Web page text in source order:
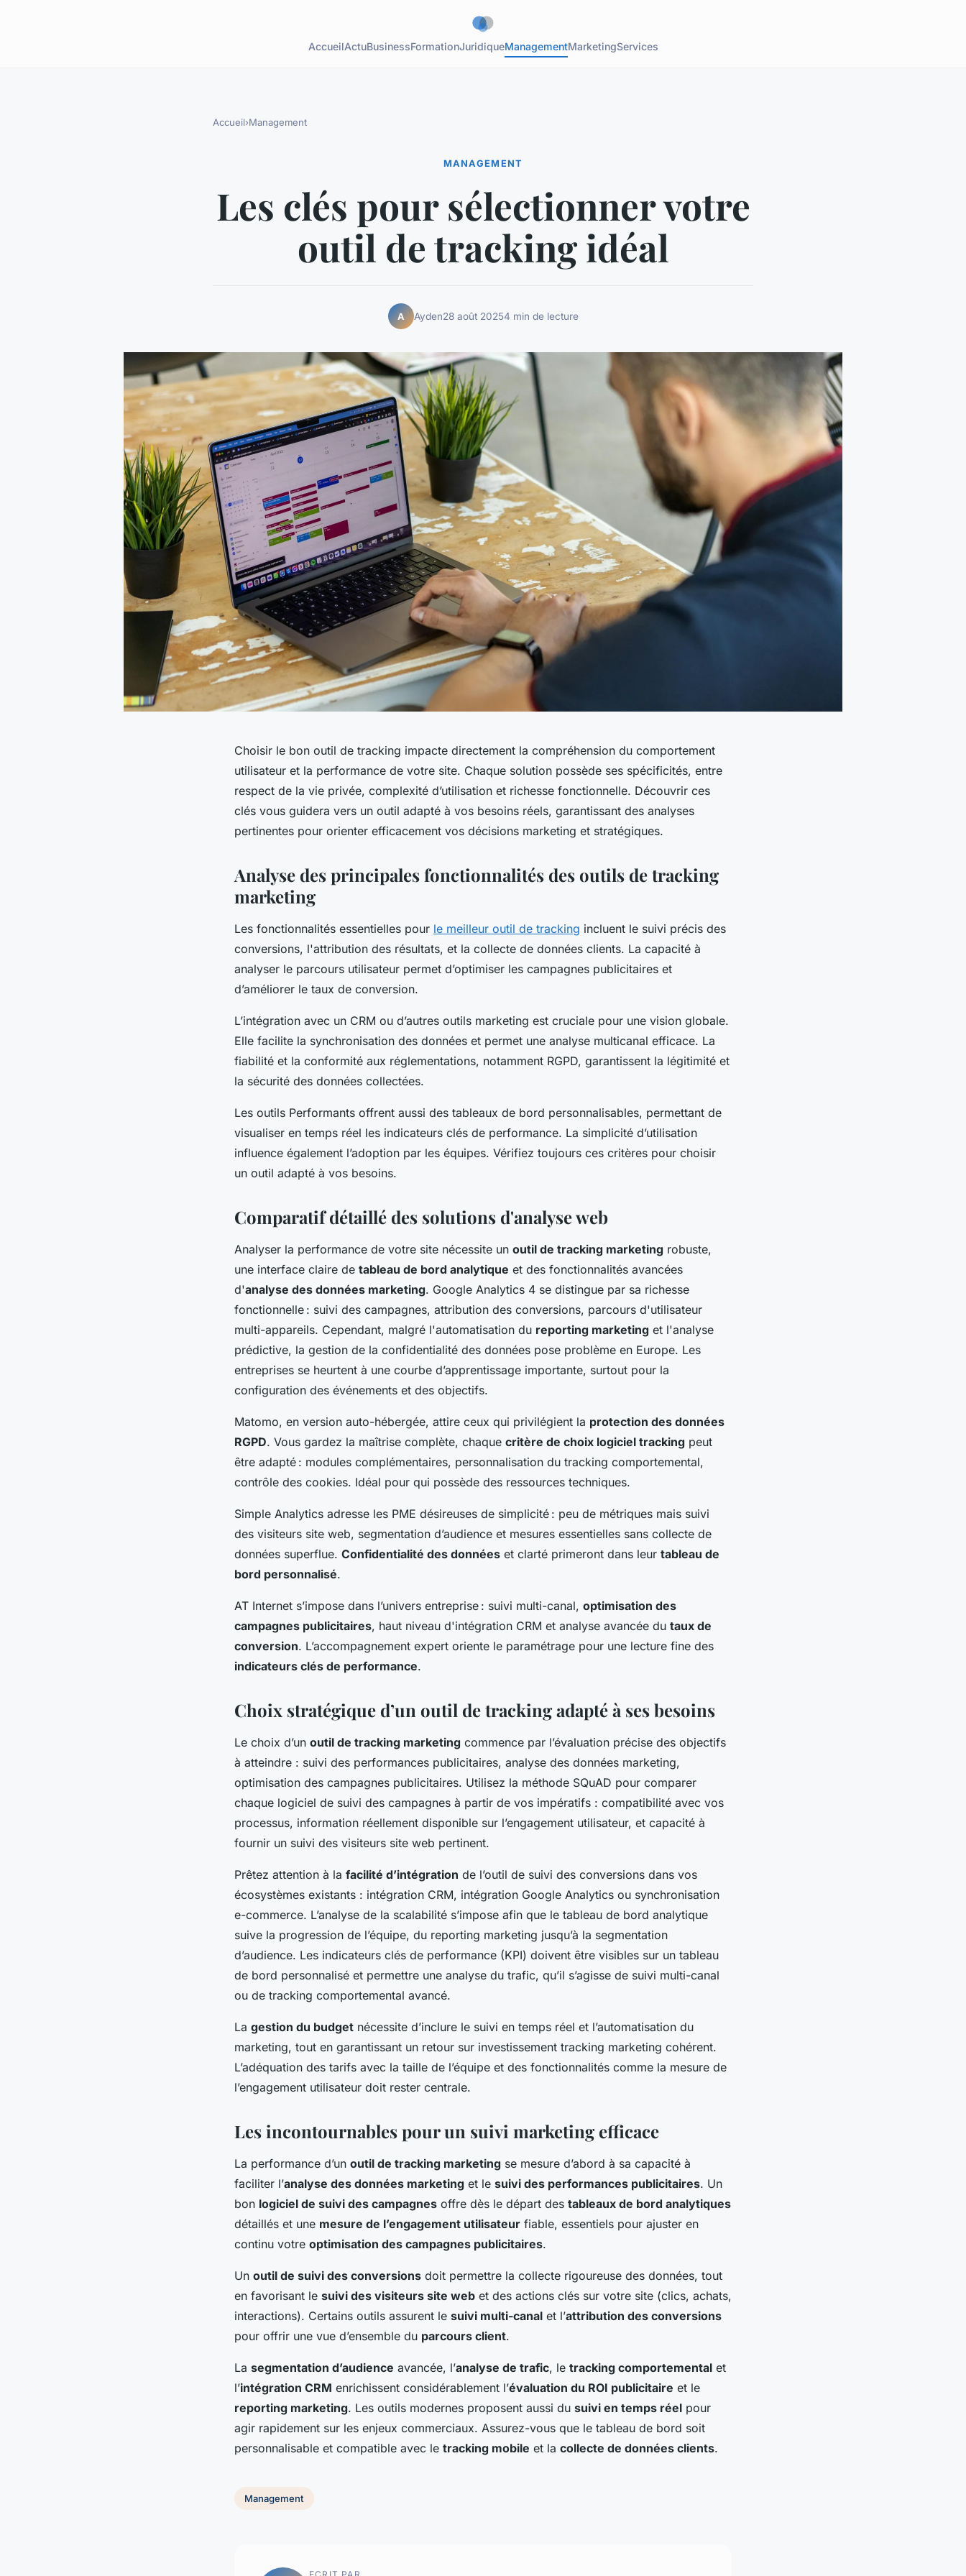
AccueilActuBusinessFormationJuridiqueManagementMarketingServices
Accueil›Management
MANAGEMENT
Les clés pour sélectionner votre
outil de tracking idéal
A Ayden28 août 20254 min de lecture
Choisir le bon outil de tracking impacte directement la compréhension du comportement
utilisateur et la performance de votre site. Chaque solution possède ses spécificités, entre
respect de la vie privée, complexité d’utilisation et richesse fonctionnelle. Découvrir ces
clés vous guidera vers un outil adapté à vos besoins réels, garantissant des analyses
pertinentes pour orienter efficacement vos décisions marketing et stratégiques.
Analyse des principales fonctionnalités des outils de tracking
marketing
Les fonctionnalités essentielles pour le meilleur outil de tracking incluent le suivi précis des
conversions, l'attribution des résultats, et la collecte de données clients. La capacité à
analyser le parcours utilisateur permet d’optimiser les campagnes publicitaires et
d’améliorer le taux de conversion.
L’intégration avec un CRM ou d’autres outils marketing est cruciale pour une vision globale.
Elle facilite la synchronisation des données et permet une analyse multicanal efficace. La
fiabilité et la conformité aux réglementations, notamment RGPD, garantissent la légitimité et
la sécurité des données collectées.
Les outils Performants offrent aussi des tableaux de bord personnalisables, permettant de
visualiser en temps réel les indicateurs clés de performance. La simplicité d’utilisation
influence également l’adoption par les équipes. Vérifiez toujours ces critères pour choisir
un outil adapté à vos besoins.
Comparatif détaillé des solutions d'analyse web
Analyser la performance de votre site nécessite un outil de tracking marketing robuste,
une interface claire de tableau de bord analytique et des fonctionnalités avancées
d'analyse des données marketing. Google Analytics 4 se distingue par sa richesse
fonctionnelle : suivi des campagnes, attribution des conversions, parcours d'utilisateur
multi-appareils. Cependant, malgré l'automatisation du reporting marketing et l'analyse
prédictive, la gestion de la confidentialité des données pose problème en Europe. Les
entreprises se heurtent à une courbe d’apprentissage importante, surtout pour la
configuration des événements et des objectifs.
Matomo, en version auto-hébergée, attire ceux qui privilégient la protection des données
RGPD. Vous gardez la maîtrise complète, chaque critère de choix logiciel tracking peut
être adapté : modules complémentaires, personnalisation du tracking comportemental,
contrôle des cookies. Idéal pour qui possède des ressources techniques.
Simple Analytics adresse les PME désireuses de simplicité : peu de métriques mais suivi
des visiteurs site web, segmentation d’audience et mesures essentielles sans collecte de
données superflue. Confidentialité des données et clarté primeront dans leur tableau de
bord personnalisé.
AT Internet s’impose dans l’univers entreprise : suivi multi-canal, optimisation des
campagnes publicitaires, haut niveau d'intégration CRM et analyse avancée du taux de
conversion. L’accompagnement expert oriente le paramétrage pour une lecture fine des
indicateurs clés de performance.
Choix stratégique d’un outil de tracking adapté à ses besoins
Le choix d’un outil de tracking marketing commence par l’évaluation précise des objectifs
à atteindre : suivi des performances publicitaires, analyse des données marketing,
optimisation des campagnes publicitaires. Utilisez la méthode SQuAD pour comparer
chaque logiciel de suivi des campagnes à partir de vos impératifs : compatibilité avec vos
processus, information réellement disponible sur l’engagement utilisateur, et capacité à
fournir un suivi des visiteurs site web pertinent.
Prêtez attention à la facilité d’intégration de l’outil de suivi des conversions dans vos
écosystèmes existants : intégration CRM, intégration Google Analytics ou synchronisation
e-commerce. L’analyse de la scalabilité s’impose afin que le tableau de bord analytique
suive la progression de l’équipe, du reporting marketing jusqu’à la segmentation
d’audience. Les indicateurs clés de performance (KPI) doivent être visibles sur un tableau
de bord personnalisé et permettre une analyse du trafic, qu’il s’agisse de suivi multi-canal
ou de tracking comportemental avancé.
La gestion du budget nécessite d’inclure le suivi en temps réel et l’automatisation du
marketing, tout en garantissant un retour sur investissement tracking marketing cohérent.
L’adéquation des tarifs avec la taille de l’équipe et des fonctionnalités comme la mesure de
l’engagement utilisateur doit rester centrale.
Les incontournables pour un suivi marketing efficace
La performance d’un outil de tracking marketing se mesure d’abord à sa capacité à
faciliter l’analyse des données marketing et le suivi des performances publicitaires. Un
bon logiciel de suivi des campagnes offre dès le départ des tableaux de bord analytiques
détaillés et une mesure de l’engagement utilisateur fiable, essentiels pour ajuster en
continu votre optimisation des campagnes publicitaires.
Un outil de suivi des conversions doit permettre la collecte rigoureuse des données, tout
en favorisant le suivi des visiteurs site web et des actions clés sur votre site (clics, achats,
interactions). Certains outils assurent le suivi multi-canal et l’attribution des conversions
pour offrir une vue d’ensemble du parcours client.
La segmentation d’audience avancée, l’analyse de trafic, le tracking comportemental et
l’intégration CRM enrichissent considérablement l’évaluation du ROI publicitaire et le
reporting marketing. Les outils modernes proposent aussi du suivi en temps réel pour
agir rapidement sur les enjeux commerciaux. Assurez-vous que le tableau de bord soit
personnalisable et compatible avec le tracking mobile et la collecte de données clients.
Management